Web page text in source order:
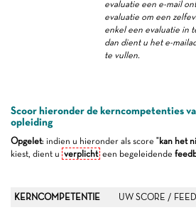
evaluatie een e-mail
evaluatie om een
enkel een evaluatie in
dan dient u het e-
te vullen.
Scoor hieronder de kerncompetenties
opleiding
Opgelet: indien u hieronder als score "kan het
kiest, dient u verplicht een begeleidende
KERNCOMPETENTIE UW SCORE /